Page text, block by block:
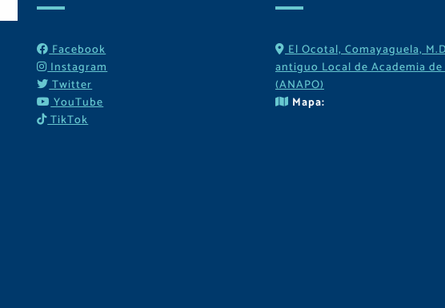
Facebook
Instagram
Twitter
YouTube
TikTok
El Ocotal, Comayaguela,
antiguo Local de Academia
(ANAPO)
Mapa: